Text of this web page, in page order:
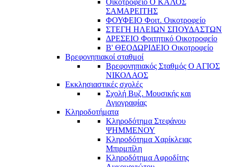
ΣΑΜΑΡΕΙΤΗΣ
ΦΟΥΦΕΙΟ Φοιτ. Οικοτροφείο
ΣΤΕΓΗ ΗΛΕΙΩΝ ΣΠΟΥΔΑΣΤΩΝ
ΔΡΕΣΕΙΟ Φοιτητικό Οικοτροφείο
Β' ΘΕΟΔΩΡΙΔΕΙΟ Οικοτροφείο
Βρεφονηπιακοί σταθμοί
Βρεφονηπιακός Σταθμός Ο ΑΓΙΟΣ
ΝΙΚΟΛΑΟΣ
Εκκλησιαστικές σχολές
Σχολή Βυζ. Μουσικής και
Αγιογραφίας
Κληροδοτήματα
Κληροδότημα Στεφάνου
ΨΗΜΜΕΝΟΥ
Κληροδότημα Χαρίκλειας
Μπιρμπίλη
Κληροδότημα Αφροδίτης